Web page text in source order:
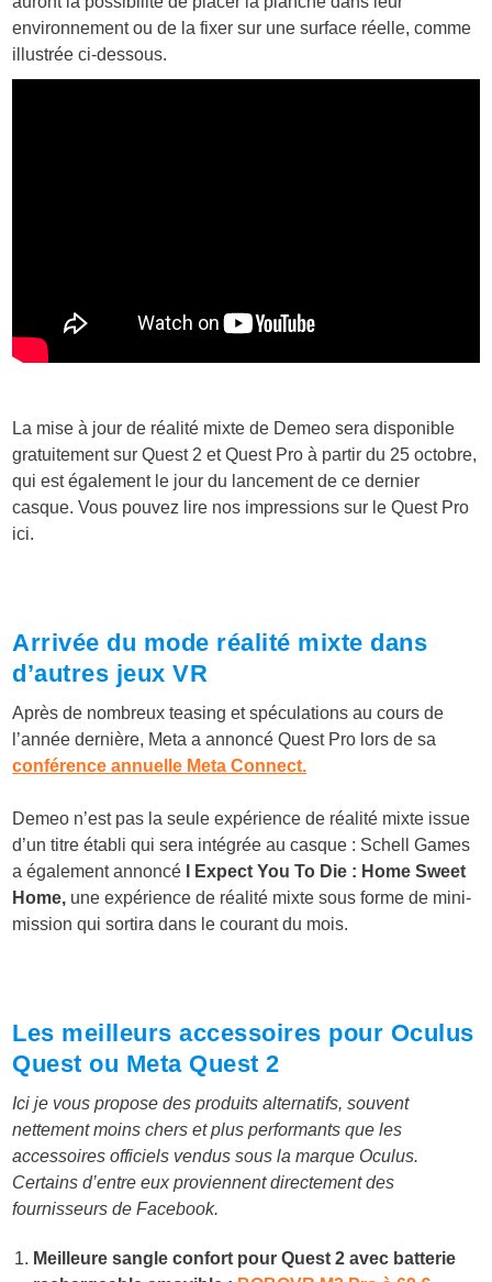
environnement ou de la fixer sur une surface réelle, comme
illustrée ci-dessous.
La mise à jour de réalité mixte de Demeo sera disponible
gratuitement sur Quest 2 et Quest Pro à partir du 25 octobre,
qui est également le jour du lancement de ce dernier
casque. Vous pouvez lire nos impressions sur le Quest Pro
ici.
Arrivée du mode réalité mixte dans
d’autres jeux VR
Après de nombreux teasing et spéculations au cours de
l’année dernière, Meta a annoncé Quest Pro lors de sa
conférence annuelle Meta Connect.
Demeo n’est pas la seule expérience de réalité mixte issue
d’un titre établi qui sera intégrée au casque : Schell Games
a également annoncé I Expect You To Die : Home Sweet
Home, une expérience de réalité mixte sous forme de mini-
mission qui sortira dans le courant du mois.
Les meilleurs accessoires pour Oculus
Quest ou Meta Quest 2
Ici je vous propose des produits alternatifs, souvent
nettement moins chers et plus performants que les
accessoires officiels vendus sous la marque Oculus.
Certains d’entre eux proviennent directement des
fournisseurs de Facebook.
Meilleure sangle confort pour Quest 2 avec batterie